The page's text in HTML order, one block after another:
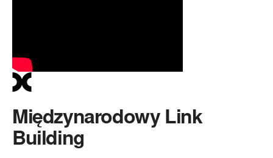
Międzynarodowy Link
Building